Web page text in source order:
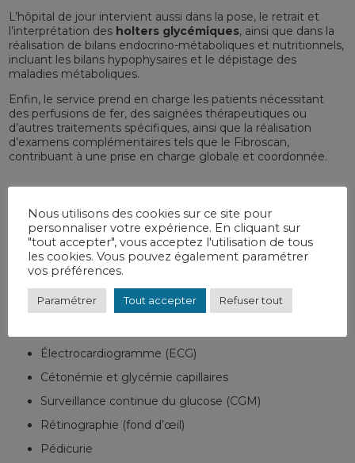
L’hôpital de jour intervient aussi dans la pose, le retrait et
l’interprétation des holters glycémiques, ainsi que dans la
réalisation de bilans endocrino-métaboliques et nutritionnels,
incluant les bilans hypophysaires et le dépistage des
maladies métaboliques.
Enfin, le service prend en charge les patients nécessitant
des perfusions de fer, des saignées thérapeutiques ou
d’autres traitements spécifiques, ainsi que la réalisation
d’examens complémentaires tels que le Fibroscan,
contribuant à une prise en charge globale et coordonnée.
Bladder scanner
Holter ECG
Biologie sanguine et urinaire
Électrocardiogramme (ECG)
Cétonémie et glycémie capillaires
Surveillance continue du glucose (CGM)
Rétinographie (fond d’œil)
Pédicurie
Nous utilisons des cookies sur ce site pour
personnaliser votre expérience. En cliquant sur
"tout accepter", vous acceptez l'utilisation de tous
les cookies. Vous pouvez également paramétrer
vos préférences.
Paramétrer Tout accepter Refuser tout